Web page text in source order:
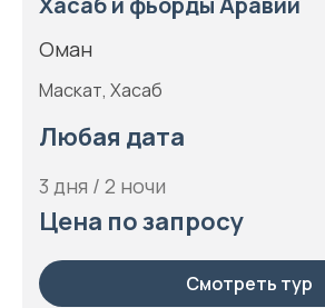
Оман
Маскат, Хасаб
Любая дата
3 дня / 2 ночи
Цена по запросу
Смотреть тур